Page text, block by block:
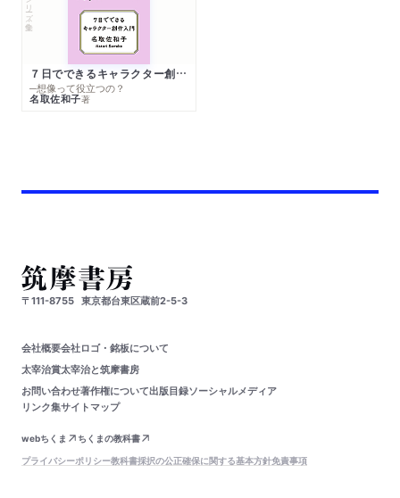
７日でできるキャラクター創作入門
─想像って役立つの？
名取佐和子著
〒111-8755 東京都台東区蔵前2-5-3
会社概要会社ロゴ・銘板について
太宰治賞太宰治と筑摩書房
お問い合わせ著作権について出版目録ソーシャルメディア
リンク集サイトマップ
webちくま
ちくまの教科書
プライバシーポリシー教科書採択の公正確保に関する基本方針免責事項